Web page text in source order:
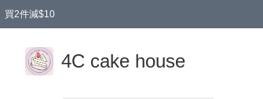
買2件減$10
4C cake house